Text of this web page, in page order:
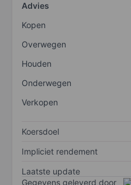
Advies
Kopen
Overwegen
Houden
Onderwegen
Verkopen
Koersdoel
Impliciet rendement
Laatste update
Gegevens geleverd door